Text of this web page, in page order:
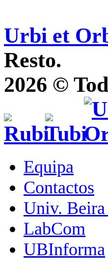
Urbi et
Resto.
2026 ©
Equipa
Contactos
Univ.
LabCom
UBInforma